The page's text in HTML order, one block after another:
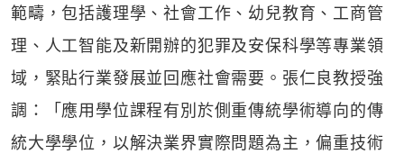
範疇，包括護理學、社會工作、幼兒教育、工商管
理、人工智能及新開辦的犯罪及安保科學等專業領
域，緊貼行業發展並回應社會需要。張仁良教授強
調：「應用學位課程有別於側重傳統學術導向的傳
統大學學位，以解決業界實際問題為主，偏重技術